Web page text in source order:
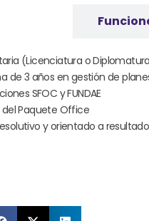
(Licenciatura o
de 3 años en gestión de
SFOC y FUNDAE
Paquete Office
y orientado a